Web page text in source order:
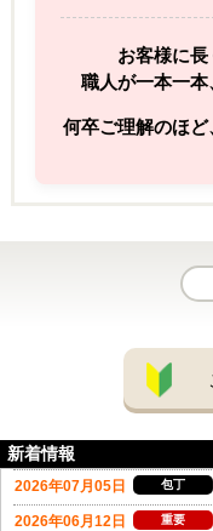
お客様に長
職人が一本一本
何卒ご理解のほど
新着情報